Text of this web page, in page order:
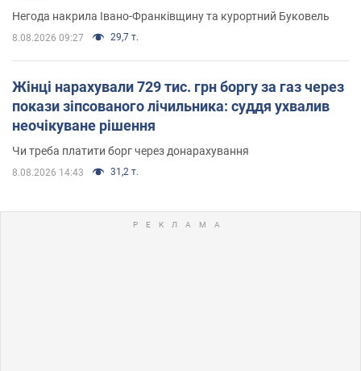
Негода накрила Івано-Франківщину та курортний Буковель
8.08.2026 09:27 29,7 т.
Жінці нарахували 729 тис. грн боргу за газ через
покази зіпсованого лічильника: суддя ухвалив
неочікуване рішення
Чи треба платити борг через донарахування
8.08.2026 14:43 31,2 т.